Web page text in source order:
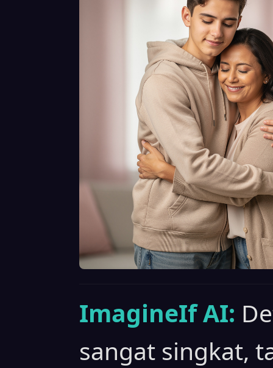
ImagineIf AI:
sangat singkat,